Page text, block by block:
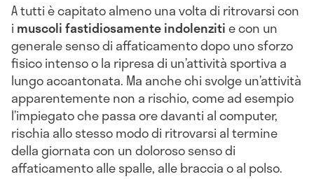
A tutti è capitato almeno una volta di ritrovarsi con
i muscoli fastidiosamente indolenzitie con un
generale senso di affaticamento dopo uno sforzo
fisico intenso o la ripresa di un’attività sportiva a
lungo accantonata. Ma anche chi svolge un’attività
apparentemente non a rischio, come ad esempio
l’impiegato che passa ore davanti al computer,
rischia allo stesso modo di ritrovarsi al termine
della giornata con un doloroso senso di
affaticamento alle spalle, alle braccia o al polso.